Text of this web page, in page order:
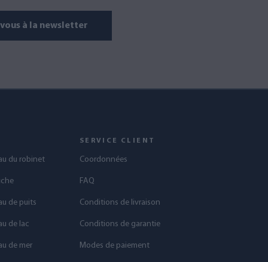
à la newsletter
du robinet
de puits
de lac
de mer
SERVICE CLIENT
Coordonnées
FAQ
Conditions de livraison
Conditions de garantie
Modes de paiement